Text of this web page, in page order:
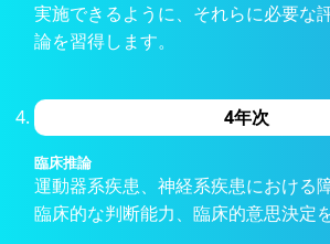
実施できるように、それらに必要な
論を習得します。
4年次
臨床推論
運動器系疾患、神経系疾患における
臨床的な判断能力、臨床的意思決定